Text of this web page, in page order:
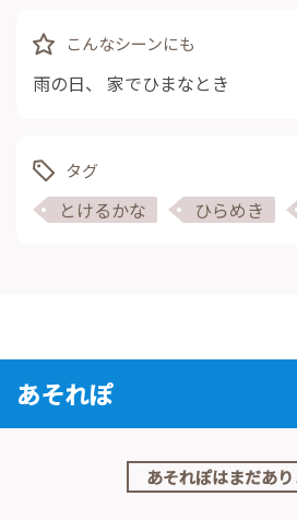
こんなシーンにも
雨の日、 家でひまなとき
タグ
とけるかな ひらめき
あそれぽ
あそれぽはまだあ